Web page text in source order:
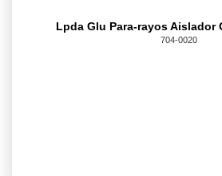
Lpda Glu Para-rayos Aislador
704-0020